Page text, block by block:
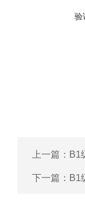
验
上一篇： B1
下一篇： B1